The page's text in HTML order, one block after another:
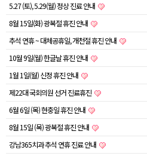
5.27 (토), 5.29(월) 정상 진료 안내
8월 15일(화) 광복절 휴진 안내
추석 연휴 ~ 대체공휴일, 개천절 휴진 안내
10월 9일(월) 한글날 휴진 안내
1월 1일(월) 신정 휴진 안내
제22대 국회의원 선거 진료휴진
6월 6일 (목) 현충일 휴진 안내
8월 15일 (목) 광복절 휴진 안내
강남365치과 추석 연휴 진료 안내